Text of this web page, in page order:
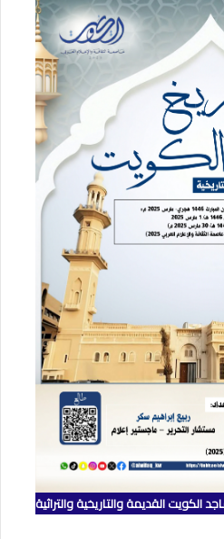
الكويت القديمة والتاريخية والتراثية